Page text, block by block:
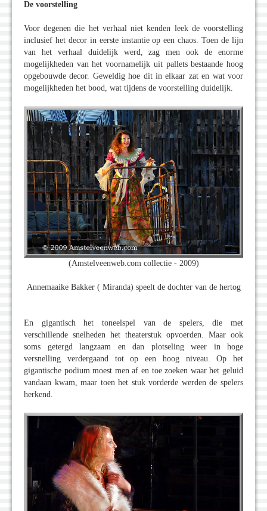
De voorstelling
Voor degenen die het verhaal niet kenden leek de voorstelling
inclusief het decor in eerste instantie op een chaos. Toen de lijn
van het verhaal duidelijk werd, zag men ook de enorme
mogelijkheden van het voornamelijk uit pallets bestaande hoog
opgebouwde decor. Geweldig hoe dit in elkaar zat en wat voor
mogelijkheden het bood, wat tijdens de voorstelling duidelijk.
(Amstelveenweb.com collectie - 2009)
Annemaaike Bakker ( Miranda) speelt de dochter van de hertog
En gigantisch het toneelspel van de spelers, die met
verschillende snelheden het theaterstuk opvoerden. Maar ook
soms getergd langzaam en dan plotseling weer in hoge
versnelling verdergaand tot op een hoog niveau. Op het
gigantische podium moest men af en toe zoeken waar het geluid
vandaan kwam, maar toen het stuk vorderde werden de spelers
herkend.